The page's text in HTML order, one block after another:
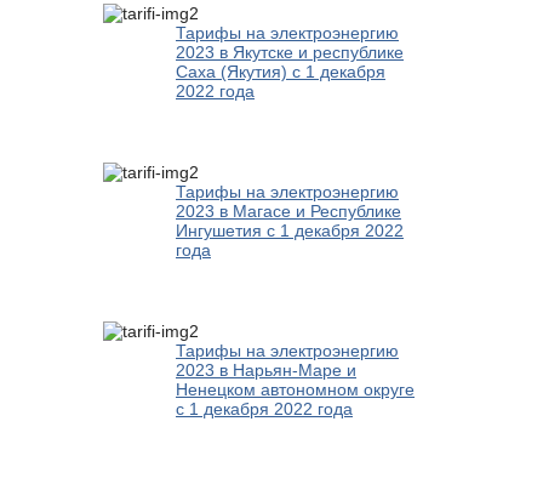
Тарифы на электроэнергию
2023 в Якутске и республике
Саха (Якутия) с 1 декабря
2022 года
Тарифы на электроэнергию
2023 в Магасе и Республике
Ингушетия с 1 декабря 2022
года
Тарифы на электроэнергию
2023 в Нарьян-Маре и
Ненецком автономном округе
с 1 декабря 2022 года